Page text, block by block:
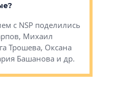
с NSP поделились
Михаил
Трошева, Оксана
Башанова и др.